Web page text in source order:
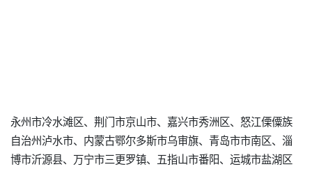
永州市冷水滩区、荆门市京山市、嘉兴市秀洲区、怒江傈僳族
自治州泸水市、内蒙古鄂尔多斯市乌审旗、青岛市市南区、淄
博市沂源县、万宁市三更罗镇、五指山市番阳、运城市盐湖区